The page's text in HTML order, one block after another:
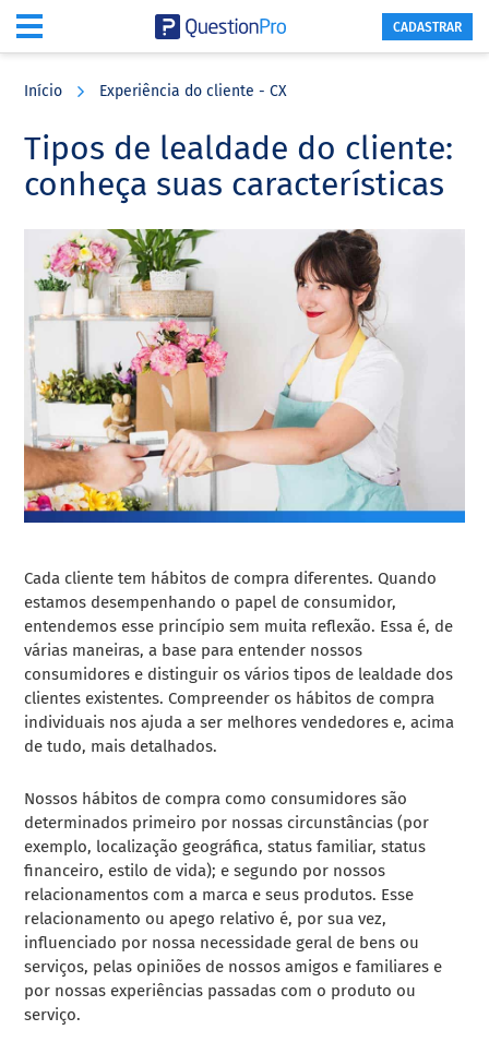
content
sidebar
CADASTRAR
Início Experiência do cliente - CX
Tipos de lealdade do cliente:
conheça suas características
Cada cliente tem hábitos de compra diferentes. Quando
estamos desempenhando o papel de consumidor,
entendemos esse princípio sem muita reflexão. Essa é, de
várias maneiras, a base para entender nossos
consumidores e distinguir os vários tipos de lealdade dos
clientes existentes. Compreender os hábitos de compra
individuais nos ajuda a ser melhores vendedores e, acima
de tudo, mais detalhados.
Nossos hábitos de compra como consumidores são
determinados primeiro por nossas circunstâncias (por
exemplo, localização geográfica, status familiar, status
financeiro, estilo de vida); e segundo por nossos
relacionamentos com a marca e seus produtos. Esse
relacionamento ou apego relativo é, por sua vez,
influenciado por nossa necessidade geral de bens ou
serviços, pelas opiniões de nossos amigos e familiares e
por nossas experiências passadas com o produto ou
serviço.